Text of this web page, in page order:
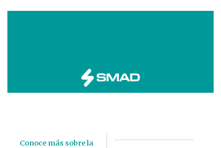
Conoce más sobre la